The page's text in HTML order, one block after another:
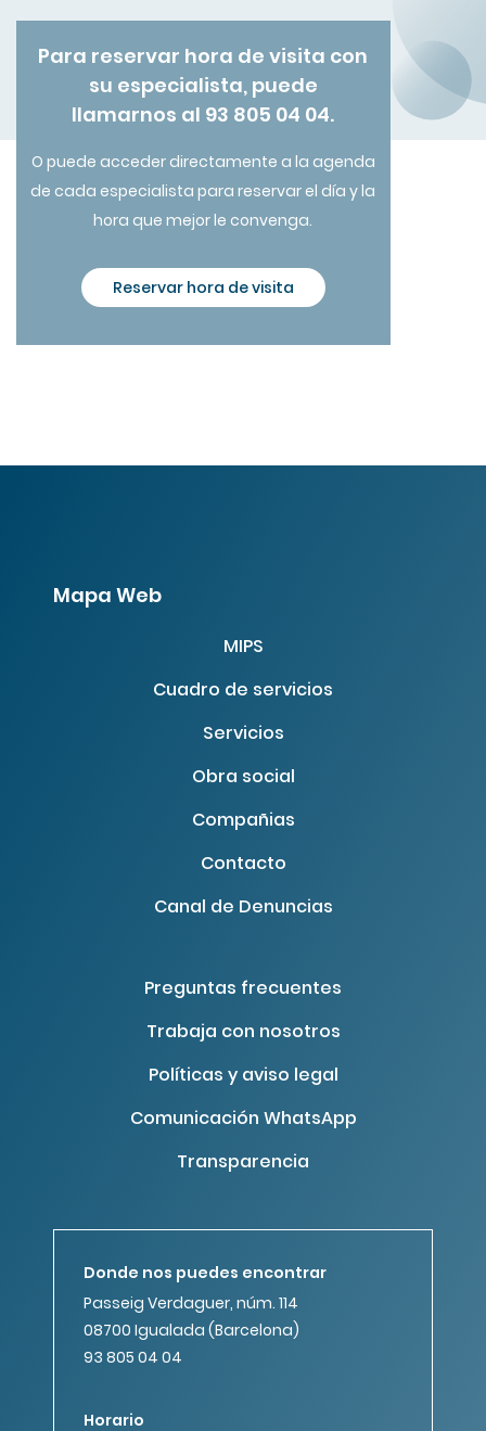
Para reservar hora de visita con
su especialista, puede
llamarnos al 93 805 04 04.
O puede acceder directamente a la agenda
de cada especialista para reservar el día y la
hora que mejor le convenga.
Reservar hora de visita
Mapa Web
MIPS
Cuadro de servicios
Servicios
Obra social
Compañias
Contacto
Canal de Denuncias
Preguntas frecuentes
Trabaja con nosotros
Políticas y aviso legal
Comunicación WhatsApp
Transparencia
Donde nos puedes encontrar
Passeig Verdaguer, núm. 114
08700 Igualada (Barcelona)
93 805 04 04
Horario